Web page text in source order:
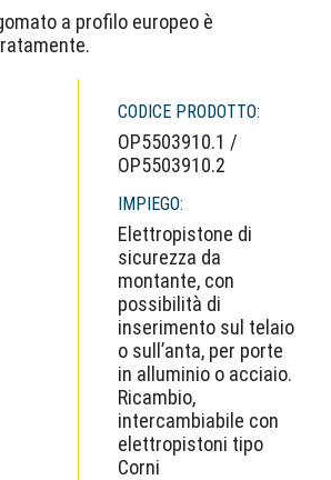
a profilo europeo è
CODICE PRODOTTO:
OP5503910.1 /
OP5503910.2
IMPIEGO:
Elettropistone di
sicurezza da
montante, con
possibilità di
inserimento sul telaio
o sull’anta, per porte
in alluminio o acciaio.
Ricambio,
intercambiabile con
elettropistoni tipo
Corni